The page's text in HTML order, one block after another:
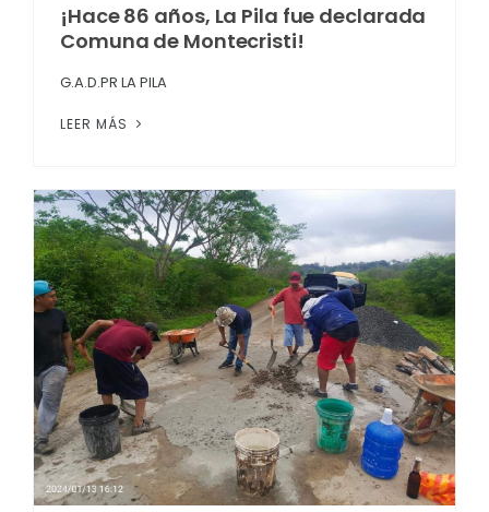
¡Hace 86 años, La Pila fue declarada
Comuna de Montecristi!
G.A.D.PR LA PILA
LEER MÁS